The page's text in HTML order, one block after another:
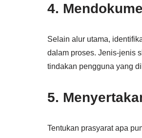
4.
Selain alur utama,
dalam proses. Jenis-jenis
tindakan pengguna yang
5.
Tentukan prasyarat apa